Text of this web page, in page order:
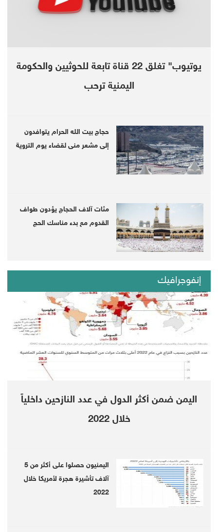
يوتيوب" تغلق 22 قناة تابعة للحوثيين والحكومة
اليمنية ترحب
حجاج بيت الله الحرام يتوافدون
إلى مشعر منى لقضاء يوم التروية
مئات آلاف الحجاج يؤدون طواف
القدوم مع بدء مناسك الحج
إنفوجرافيك
اليمن ضمن أكثر الدول في عدد النازحين داخلياً
خلال 2022
اليمنيون حصلوا على أكثر من 5
آلاف تأشيرة هجرة لأمريكا خلال
2022